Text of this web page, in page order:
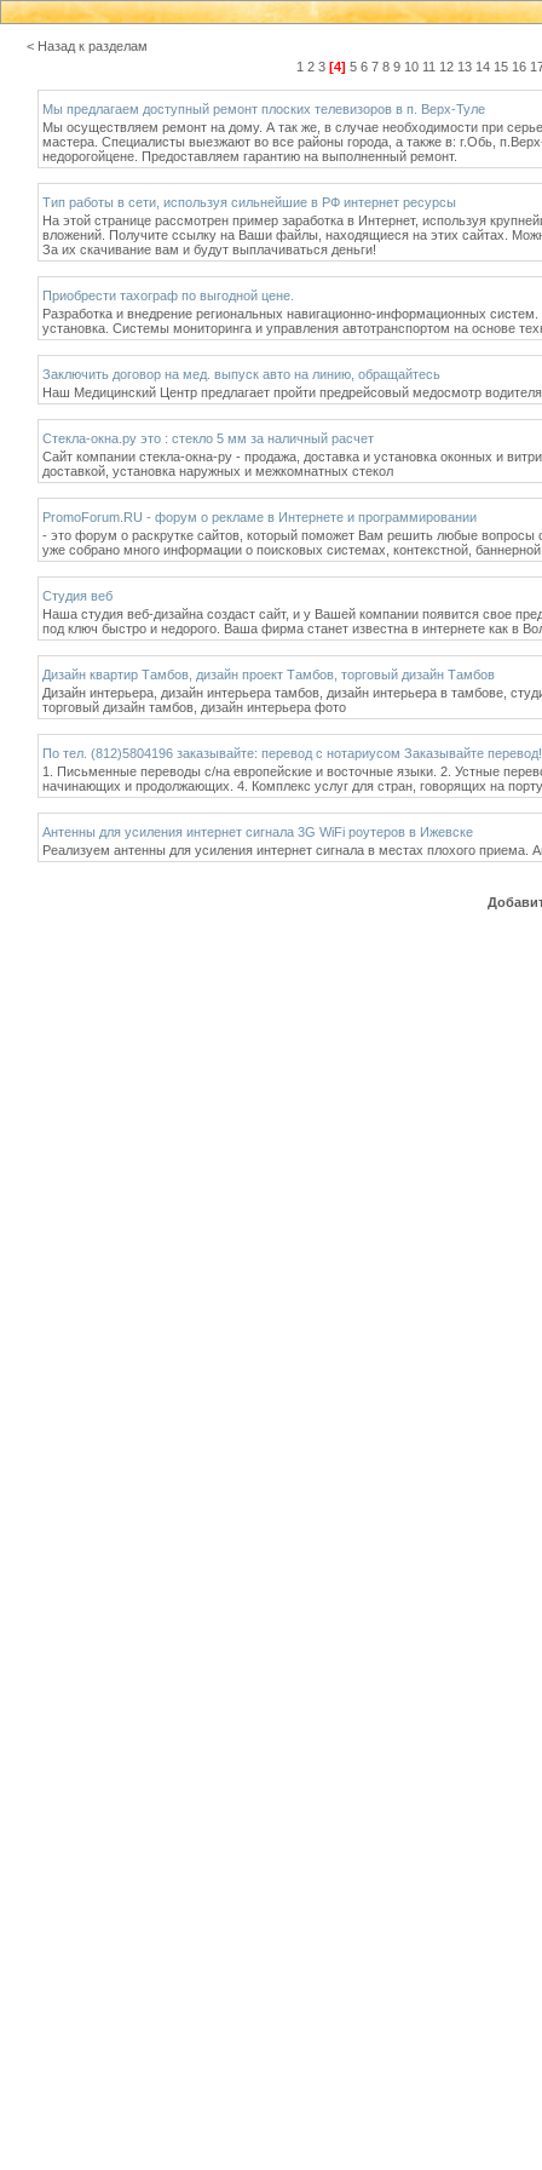
< Назад к разделам
1 2 3 [4] 5 6 7 8 9 10 11 12 13 14 15 16
Мы предлагаем доступный ремонт плоских телевизоров в п. Верх-Туле
Мы осуществляем ремонт на дому. А так же, в случае необходимости при
мастера. Специалисты выезжают во все районы города, а также в: г.Обь,
недорогойцене. Предоставляем гарантию на выполненный ремонт.
Тип работы в сети, используя сильнейшие в РФ интернет ресурсы
На этой странице рассмотрен пример заработка в Интернет, используя
вложений. Получите ссылку на Ваши файлы, находящиеся на этих сайтах.
За их скачивание вам и будут выплачиваться деньги!
Приобрести тахограф по выгодной цене.
Разработка и внедрение региональных навигационно-информационных
установка. Системы мониторинга и управления автотранспортом на основе
Заключить договор на мед. выпуск авто на линию, обращайтесь
Наш Медицинский Центр предлагает пройти предрейсовый медосмотр
Стекла-окна.ру это : стекло 5 мм за наличный расчет
Сайт компании стекла-окна-ру - продажа, доставка и установка оконных и
доставкой, установка наружных и межкомнатных стекол
PromoForum.RU - форум о рекламе в Интернете и программировании
- это форум о раскрутке сайтов, который поможет Вам решить любые
уже собрано много информации о поисковых системах, контекстной,
Студия веб
Наша студия веб-дизайна создаст сайт, и у Вашей компании появится свое
под ключ быстро и недорого. Ваша фирма станет известна в интернете как в
Дизайн квартир Тамбов, дизайн проект Тамбов, торговый дизайн Тамбов
Дизайн интерьера, дизайн интерьера тамбов, дизайн интерьера в тамбове,
торговый дизайн тамбов, дизайн интерьера фото
По тел. (812)5804196 заказывайте: перевод с нотариусом Заказывайте перевод!
1. Письменные переводы с/на европейские и восточные языки. 2. Устные
начинающих и продолжающих. 4. Комплекс услуг для стран, говорящих на
Антенны для усиления интернет сигнала 3G WiFi роутеров в Ижевске
Реализуем антенны для усиления интернет сигнала в местах плохого приема.